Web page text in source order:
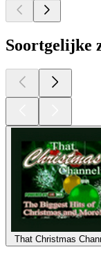
Soortgelijke
That Christmas